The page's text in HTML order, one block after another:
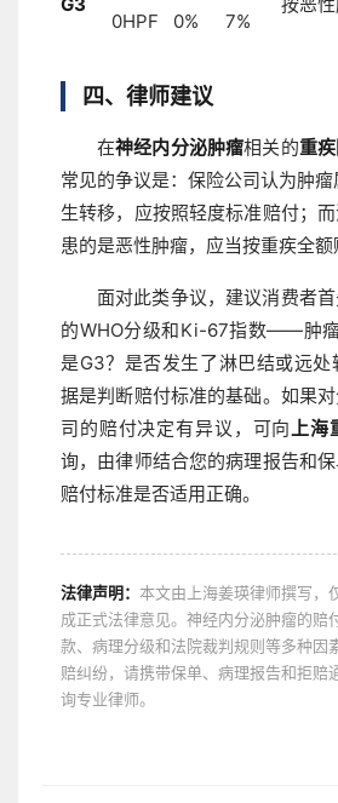
0HPF
0%
7%
四、律师建议
在神经内分泌肿瘤相关的重
常见的争议是：保险公司认为肿
生转移，应按照轻度标准赔付；
患的是恶性肿瘤，应当按重疾全额
面对此类争议，建议消费者
的WHO分级和Ki-67指数——肿
是G3？是否发生了淋巴结或远
据是判断赔付标准的基础。如果
司的赔付决定有异议，可向上海
询，由律师结合您的病理报告和
赔付标准是否适用正确。
法律声明： 本文由上海姜瑛律师撰写，
成正式法律意见。神经内分泌肿瘤的赔
款、病理分级和法院裁判规则等多种因
赔纠纷，请携带保单、病理报告和拒赔
询专业律师。